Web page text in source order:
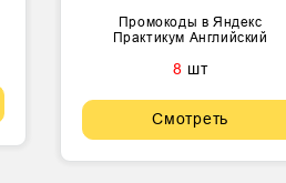
Промокоды в Яндекс
Практикум Английский
8 шт
Смотреть